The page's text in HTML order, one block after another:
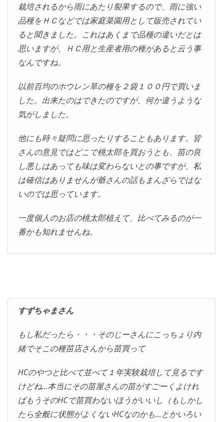
栽培されるから雨にあたり裂果するので、雨に強い
品種をＨＣなどでは家庭菜園用として販売されてい
ると聞きました。これはあくまで品種の違いだとは
思いますが、ＨＣ用と生産者用の種があると云う事
なんですね。
以前百均のホウレン草の種を２袋１００円で買いま
した。出来たのはできたのですが、何か違うような
気がしました。
他にも時々疑問に思ったりすることもあります。皆
さんの意見ではどこで桃太郎を買おうとも、苗の良
し悪しはあっても味は変わらないとの事ですが、私
は確信はありませんが爺さんの話もまんざらではな
いのでは思っています。
一度個人のお店の桃太郎植えて、比べてみるのが一
番かも知れませんね。
すずちゃまさん
もし私だったら・・・そのじーさんにこっちょり内
緒でそこの種苗店さんから苗買って
HCのやつと比べて並べて１年実験栽培して見るです
けどね…本当にその苗屋さんの苗がすごーくよけれ
ばもうそのHCで苗買わないほうがいいし（もしかし
たら全般に状態がよくないHCなのかも…とかいろい